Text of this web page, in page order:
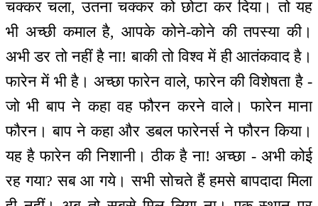
चक्कर चला, उतना चक्कर को छोटा कर दिया। तो यह
भी अच्छी कमाल है, आपके कोने-कोने की तपस्या की।
अभी डर तो नहीं है ना! बाकी तो विश्व में ही आतंकवाद है।
फारेन में भी है। अच्छा फारेन वाले, फारेन की विशेषता है -
जो भी बाप ने कहा वह फौरन करने वाले। फारेन माना
फौरन। बाप ने कहा और डबल फारेनर्स ने फौरन किया।
यह है फारेन की निशानी। ठीक है ना! अच्छा - अभी कोई
रह गया? सब आ गये। सभी सोचते हैं हमसे बापदादा मिला